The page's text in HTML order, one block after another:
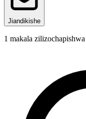
Jiandikishe
1 makala zilizochapishwa